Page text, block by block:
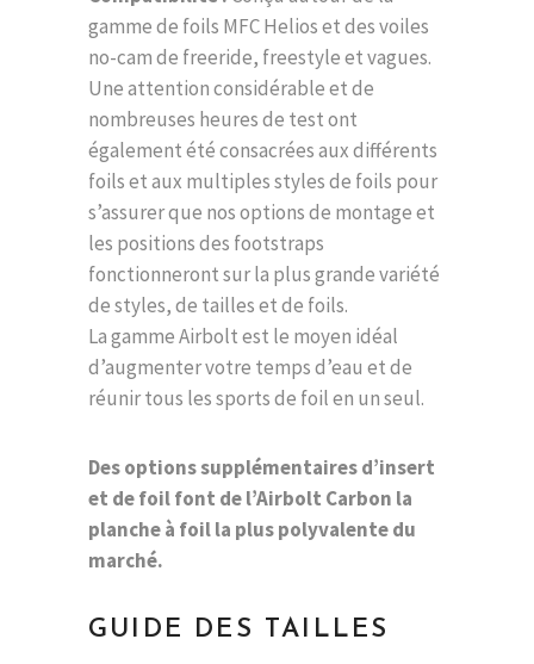
gamme de foils MFC Helios et des voiles
no-cam de freeride, freestyle et vagues.
Une attention considérable et de
nombreuses heures de test ont
également été consacrées aux différents
foils et aux multiples styles de foils pour
s’assurer que nos options de montage et
les positions des footstraps
fonctionneront sur la plus grande variété
de styles, de tailles et de foils.
La gamme Airbolt est le moyen idéal
d’augmenter votre temps d’eau et de
réunir tous les sports de foil en un seul.
Des options supplémentaires d’insert
et de foil font de l’Airbolt Carbon la
planche à foil la plus polyvalente du
marché.
GUIDE DES TAILLES